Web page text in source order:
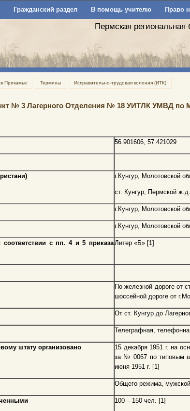
Гражданский раздел В помощь учителю Право
Пермская региональная
Прикамье Термины Исправительно-трудовая колония (ИТК)
№ 3 Лагерного Отделения № 18 УИТЛК УМВД по
56.901606, 57.421029
г.Кунгур, Молотовской
ст. Кунгур, Пермской
г.Кунгур, Молотовской
г.Кунгур, Молотовской
соответствии с пп. 4 и 5 приказаЛитер «Б» [1]
По железной дороге от
шоссейной дороге от
От ст. Кунгур до
Телеграфная,
штату организовано
15 декабря 1951 г. на
за № 0067 по типовым
июня 1951 г. [1]
Общего режима,
100 – 150 чел. [1]